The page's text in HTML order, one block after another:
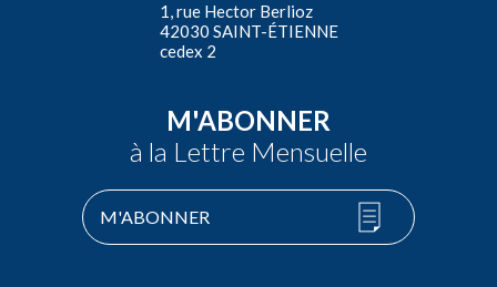
1, rue Hector Berlioz
42030 SAINT-ÉTIENNE
cedex 2
M'ABONNER
à la Lettre Mensuelle
M'ABONNER